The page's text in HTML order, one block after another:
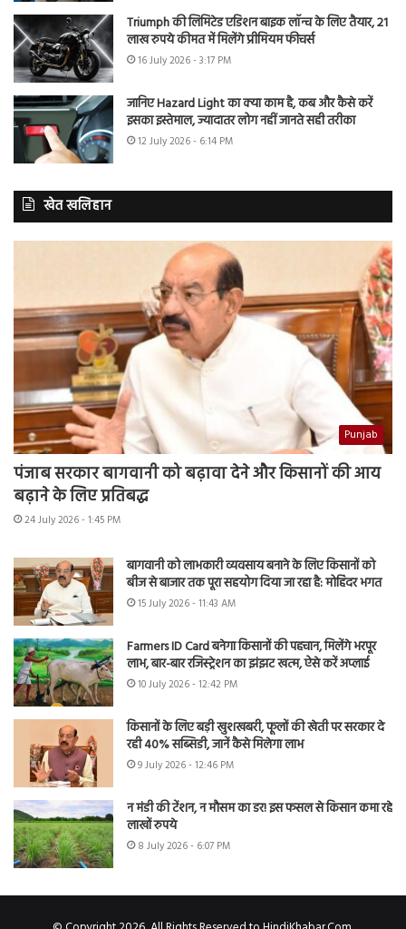
Triumph की लिमिटेड एडिशन बाइक लॉन्च के लिए तैयार, 21
लाख रुपये कीमत में मिलेंगे प्रीमियम फीचर्स
16 July 2026 - 3:17 PM
जानिए Hazard Light का क्या काम है, कब और कैसे करें
इसका इस्तेमाल, ज्यादातर लोग नहीं जानते सही तरीका
12 July 2026 - 6:14 PM
खेत खलिहान
Punjab
पंजाब सरकार बागवानी को बढ़ावा देने और किसानों की आय
बढ़ाने के लिए प्रतिबद्ध
24 July 2026 - 1:45 PM
बागवानी को लाभकारी व्यवसाय बनाने के लिए किसानों को
बीज से बाजार तक पूरा सहयोग दिया जा रहा है: मोहिंदर भगत
15 July 2026 - 11:43 AM
Farmers ID Card बनेगा किसानों की पहचान, मिलेंगे भरपूर
लाभ, बार-बार रजिस्ट्रेशन का झंझट खत्म, ऐसे करें अप्लाई
10 July 2026 - 12:42 PM
किसानों के लिए बड़ी खुशखबरी, फूलों की खेती पर सरकार दे
रही 40% सब्सिडी, जानें कैसे मिलेगा लाभ
9 July 2026 - 12:46 PM
न मंडी की टेंशन, न मौसम का डर! इस फसल से किसान कमा रहे
लाखों रुपये
8 July 2026 - 6:07 PM